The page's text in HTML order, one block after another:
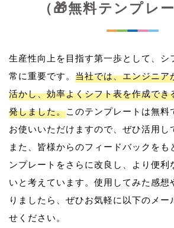
（🎁無料テンプレ
生産性向上を目指す第一歩として、シ
常に重要です。 当社では、エンジニ
活かし、効率よくシフト表を作成でき
発しました。このテンプレートは無料
お使いいただけますので、ぜひ活用し
また、皆様からのフィードバックを
ンプレートをさらに改良し、より便利
いと考えています。使用してみた感想
りましたら、ぜひお気軽に以下のメー
せください。